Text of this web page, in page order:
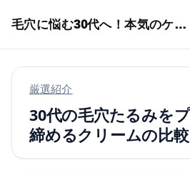
毛穴に悩む30代へ！本気のケア術特集
厳選紹介
30代の毛穴たるみを
締めるクリームの比